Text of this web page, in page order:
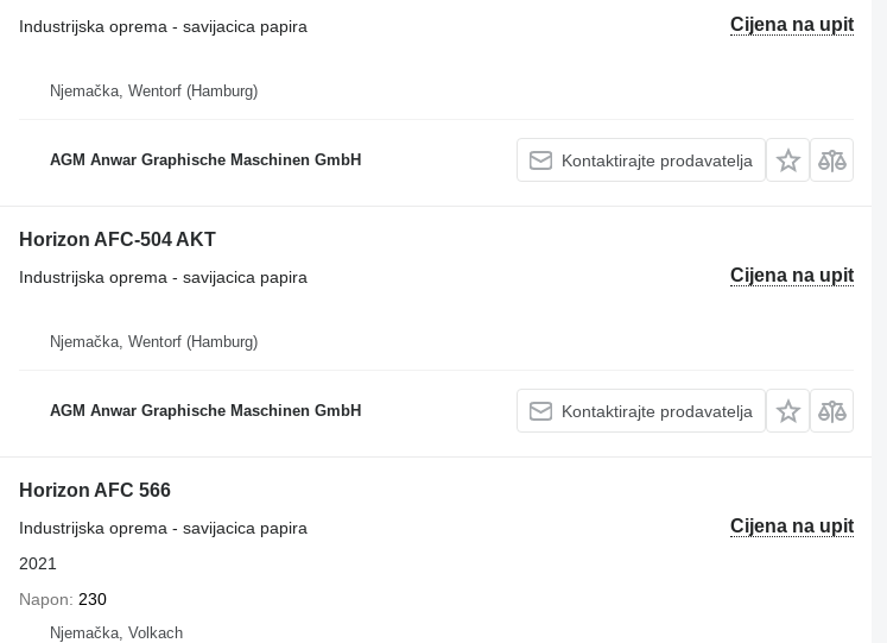
Cijena na upit
Industrijska oprema - savijacica papira
Njemačka, Wentorf (Hamburg)
AGM Anwar Graphische Maschinen GmbH Kontaktirajte prodavatelja
Horizon AFC-504 AKT
Cijena na upit
Industrijska oprema - savijacica papira
Njemačka, Wentorf (Hamburg)
AGM Anwar Graphische Maschinen GmbH Kontaktirajte prodavatelja
Horizon AFC 566
Cijena na upit
Industrijska oprema - savijacica papira
2021
Napon
230
Njemačka, Volkach